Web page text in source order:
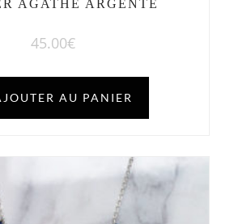
AGATHE ARGENTÉ
45.00€
AU PANIER